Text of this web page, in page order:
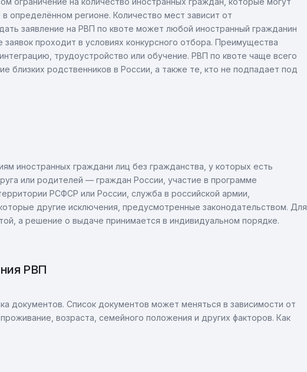
определённом регионе. Количество мест зависит от
заявление на РВП по квоте может любой иностранный гражданин
проходит в условиях конкурсного отбора. Преимущества
трудоустройство или обучение. РВП по квоте чаще всего
родственников в России, а также те, кто не подпадает под
иностранных граждани лиц без гражданства, у которых есть
или родителей — граждан России, участие в программе
РСФСР или России, служба в российской армии,
другие исключения, предусмотренные законодательством. Для
а решение о выдаче принимается в индивидуальном порядке.
РВП
документов. Список документов может меняться в зависимости от
возраста, семейного положения и других факторов. Как